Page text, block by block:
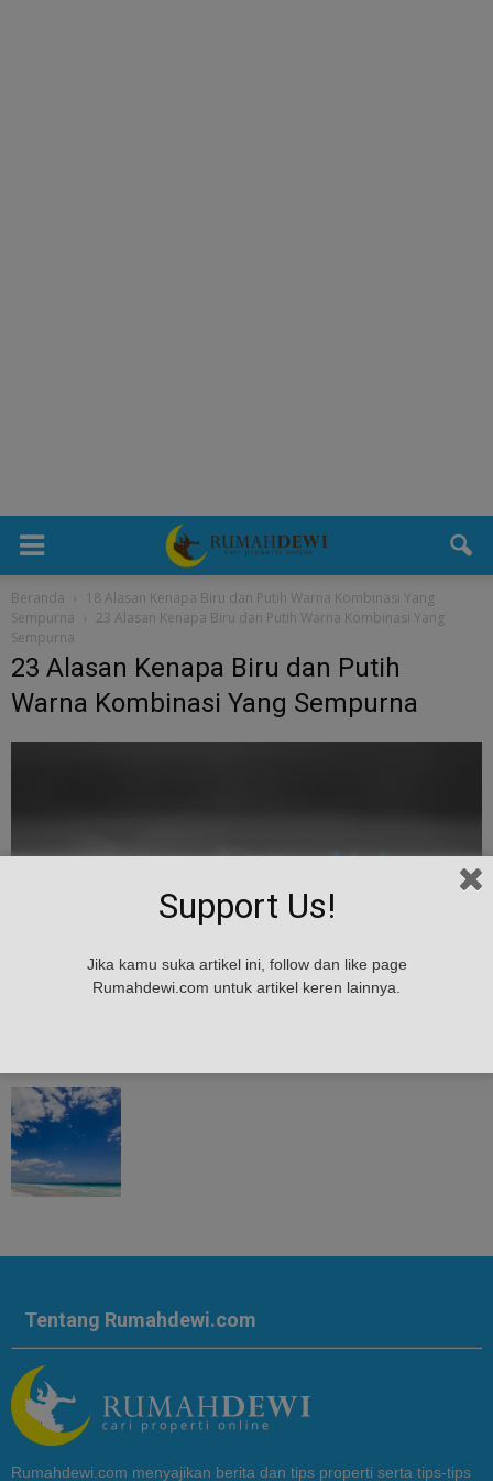
Beranda
18 Alasan Kenapa Biru dan Putih Warna Kombinasi Yang
Sempurna
23 Alasan Kenapa Biru dan Putih Warna Kombinasi Yang
Sempurna
23 Alasan Kenapa Biru dan Putih
Warna Kombinasi Yang Sempurna
Tentang Rumahdewi.com
Rumahdewi.com menyajikan berita dan tips properti serta tips-tips
Support Us!
Jika kamu suka artikel ini, follow dan like page
Rumahdewi.com untuk artikel keren lainnya.